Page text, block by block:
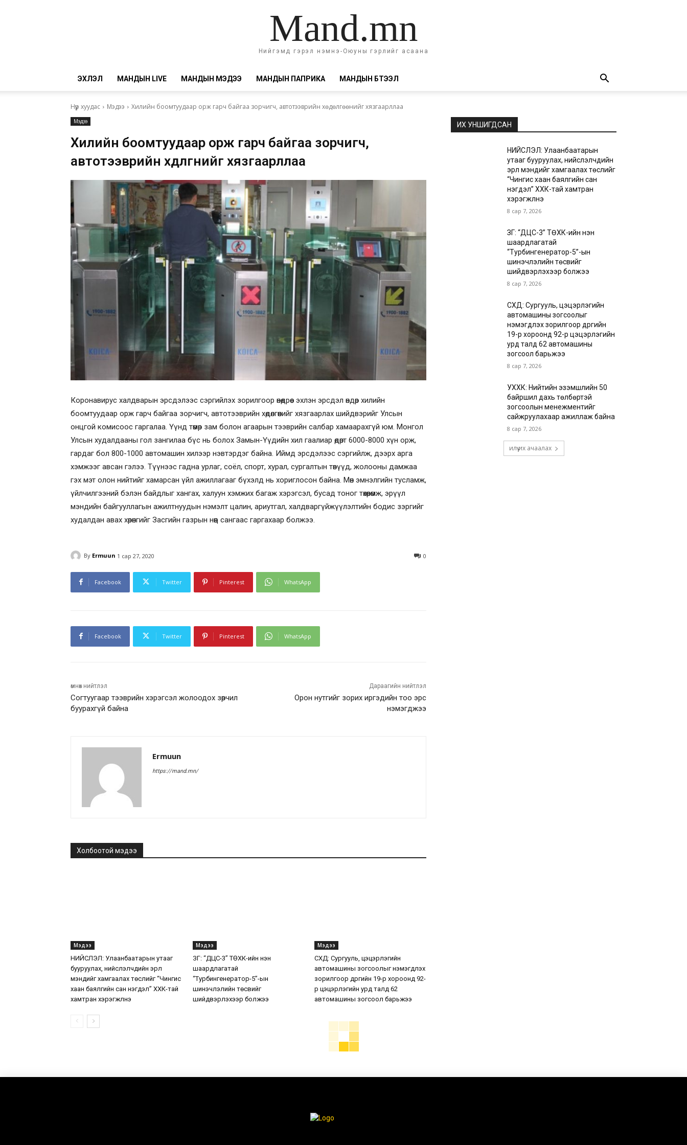
Mand.mn
Нийгэмд гэрэл нэмнэ-Оюуны гэрлийг асаана
ЭХЛЭЛ МАНДЫН LIVE МАНДЫН МЭДЭЭ МАНДЫН ПАПРИКА МАНДЫН БҮТЭЭЛ
Нүүр хуудас Мэдээ Хилийн боомтуудаар орж гарч байгаа зорчигч, автотээврийн хөдөлгөөнийг хязгаарллаа
Мэдээ
Хилийн боомтуудаар орж гарч байгаа зорчигч,
автотээврийн хөдөлгөөнийг хязгаарллаа
Коронавирус халдварын эрсдэлээс сэргийлэх зорилгоор өнөөдрөөс эхлэн эрсдэл өндөр хилийн
боомтуудаар орж гарч байгаа зорчигч, автотээврийн хөдөлгөөнийг хязгаарлах шийдвэрийг Улсын
онцгой комисоос гаргалаа. Үүнд төмөр зам болон агаарын тээврийн салбар хамаарахгүй юм. Монгол
Улсын худалдааны гол зангилаа бүс нь болох Замын-Үүдийн хил гаалиар өдөрт 6000-8000 хүн орж,
гардаг бол 800-1000 автомашин хилээр нэвтэрдэг байна. Иймд эрсдэлээс сэргийлж, дээрх арга
хэмжээг авсан гэлээ. Түүнээс гадна урлаг, соёл, спорт, хурал, сургалтын төвүүд, жолооны дамжаа
гэх мэт олон нийтийг хамарсан үйл ажиллагааг бүхэлд нь хориглосон байна. Мөн эмнэлгийн тусламж,
үйлчилгээний бэлэн байдлыг хангах, халуун хэмжих багаж хэрэгсэл, бусад тоног төхөөрөмж, эрүүл
мэндийн байгууллагын ажилтнуудын нэмэлт цалин, ариутгал, халдваргүйжүүлэлтийн бодис зэргийг
худалдан авах хөрөнгийг Засгийн газрын нөөц сангаас гаргахаар болжээ.
By Ermuun 1 сар 27, 2020 0
Facebook Twitter Pinterest WhatsApp
Facebook Twitter Pinterest WhatsApp
өмнөх нийтлэл
Согтуугаар тээврийн хэрэгсэл жолоодох зөрчил
буурахгүй байна
Дараагийн нийтлэл
Орон нутгийг зорих иргэдийн тоо эрс
нэмэгджээ
Ermuun
https://mand.mn/
Холбоотой мэдээ
Мэдээ
НИЙСЛЭЛ: Улаанбаатарын утааг
бууруулах, нийслэлчүүдийн эрүүл
мэндийг хамгаалах төслийг “Чингис
хаан баялгийн сан нэгдэл” ХХК-тай
хамтран хэрэгжүүлнэ
Мэдээ
ЗГ: “ДЦС-3” ТӨХК-ийн нэн
шаардлагатай
“Турбингенератор-5”-ын
шинэчлэлийн төсвийг
шийдвэрлэхээр болжээ
Мэдээ
СХД: Сургууль, цэцэрлэгийн
автомашины зогсоолыг нэмэгдүүлэх
зорилгоор дүүргийн 19-р хороонд 92-
р цэцэрлэгийн урд талд 62
автомашины зогсоол барьжээ
ИХ УНШИГДСАН
НИЙСЛЭЛ: Улаанбаатарын
утааг бууруулах, нийслэлчүүдийн
эрүүл мэндийг хамгаалах төслийг
“Чингис хаан баялгийн сан
нэгдэл” ХХК-тай хамтран
хэрэгжүүлнэ
8 сар 7, 2026
ЗГ: “ДЦС-3” ТӨХК-ийн нэн
шаардлагатай
“Турбингенератор-5”-ын
шинэчлэлийн төсвийг
шийдвэрлэхээр болжээ
8 сар 7, 2026
СХД: Сургууль, цэцэрлэгийн
автомашины зогсоолыг
нэмэгдүүлэх зорилгоор дүүргийн
19-р хороонд 92-р цэцэрлэгийн
урд талд 62 автомашины
зогсоол барьжээ
8 сар 7, 2026
УХХК: Нийтийн эзэмшлийн 50
байршил дахь төлбөртэй
зогсоолын менежментийг
сайжруулахаар ажиллаж байна
8 сар 7, 2026
илүү их ачаалах